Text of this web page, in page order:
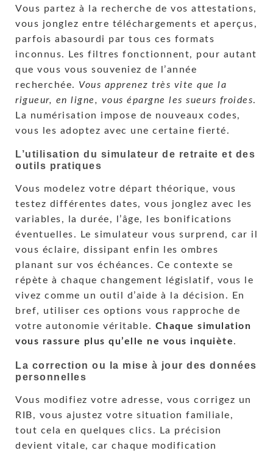
Vous partez à la recherche de vos attestations,
vous jonglez entre téléchargements et aperçus,
parfois abasourdi par tous ces formats
inconnus. Les filtres fonctionnent, pour autant
que vous vous souveniez de l’année
recherchée. Vous apprenez très vite que la
rigueur, en ligne, vous épargne les sueurs froides.
La numérisation impose de nouveaux codes,
vous les adoptez avec une certaine fierté.
L’utilisation du simulateur de retraite et des
outils pratiques
Vous modelez votre départ théorique, vous
testez différentes dates, vous jonglez avec les
variables, la durée, l’âge, les bonifications
éventuelles. Le simulateur vous surprend, car il
vous éclaire, dissipant enfin les ombres
planant sur vos échéances. Ce contexte se
répète à chaque changement législatif, vous le
vivez comme un outil d’aide à la décision. En
bref, utiliser ces options vous rapproche de
votre autonomie véritable. Chaque simulation
vous rassure plus qu’elle ne vous inquiète.
La correction ou la mise à jour des données
personnelles
Vous modifiez votre adresse, vous corrigez un
RIB, vous ajustez votre situation familiale,
tout cela en quelques clics. La précision
devient vitale, car chaque modification